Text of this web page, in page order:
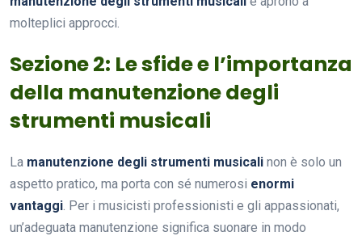
molteplici approcci.
Sezione 2: Le sfide e l’importanza
della manutenzione degli
strumenti musicali
La manutenzione degli strumenti musicali non è solo un
aspetto pratico, ma porta con sé numerosi enormi
vantaggi. Per i musicisti professionisti e gli appassionati,
un’adeguata manutenzione significa suonare in modo